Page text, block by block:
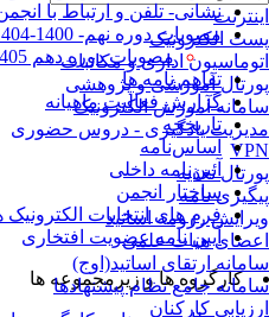
نشانی- تلفن و ارتباط با
مصوبات دوره نهم- 1400-1404
مصوبات دوره دهم 1405-1409
تفاهم نامه ها
گزارش فعالیت ماهیانه
تاریخچه
اساس‌نامه
آئین‌نامه داخلی
ساختار انجمن
فرم های انتخابات
آیین نامه عضویت افتخاری
کارگروه ها و زیرمجموعه ها
اینترنت
پست الکترونیک
اتوماسیون اداری و مکاتبات
پورتال آموزشی و پژوهشی
سامانه آموزش الکترونیک
مدیریت یادگیری - دروس حضوری
VPN
پورتال تغذیه
پیگیری نامه
ویرایش رزومه اساتید
اعضای هیات علمی
سامانه ارتقای اساتید(اوج)
سامانه جامع نظام پیشنهادها
ارزیابی کارکنان